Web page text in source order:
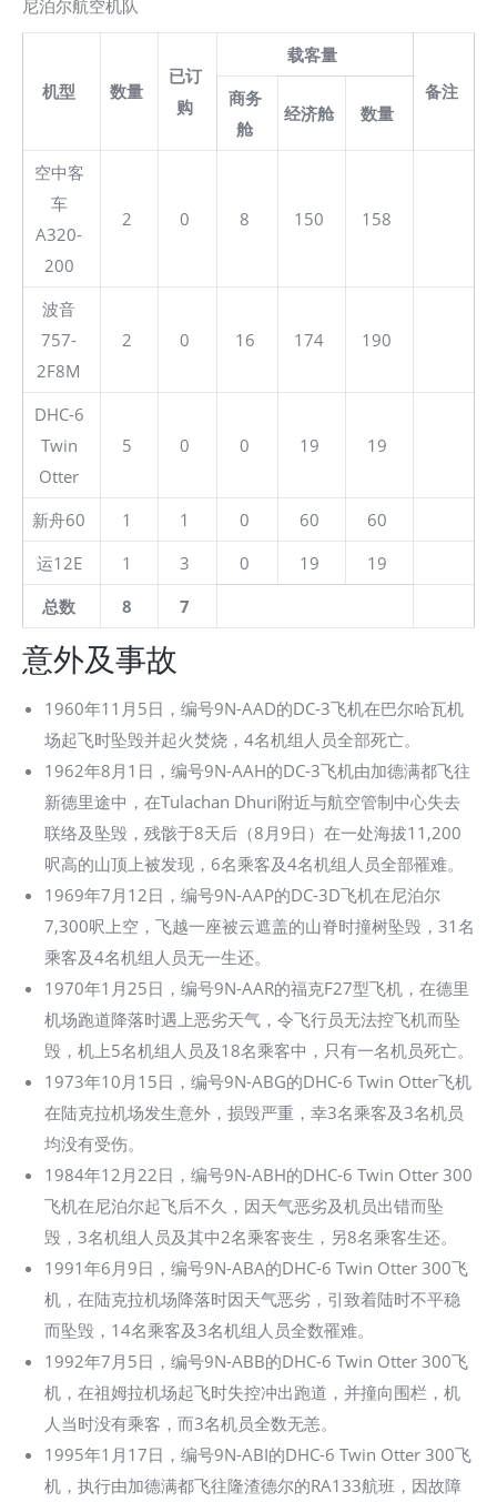
尼泊尔航空机队
机型 数量
已订
购
载客量
备注
商务
舱
经济舱 数量
空中客
车
A320-
200
2 0 8 150 158
波音
757-
2F8M
2 0 16 174 190
DHC-6
Twin
Otter
5 0 0 19 19
新舟60 1 1 0 60
60
运12E
1 3 0 19
19
总数
8 7
意外及事故
1960年11月5日，编号9N-AAD的DC-3飞机在巴尔哈瓦机
场起飞时坠毁并起火焚烧，4名机组人员全部死亡。
1962年8月1日，编号9N-AAH的DC-3飞机由加德满都飞往
新德里途中，在Tulachan Dhuri附近与航空管制中心失去
联络及坠毁，残骸于8天后（8月9日）在一处海拔11,200
呎高的山顶上被发现，6名乘客及4名机组人员全部罹难。
1969年7月12日，编号9N-AAP的DC-3D飞机在尼泊尔
7,300呎上空，飞越一座被云遮盖的山脊时撞树坠毁，31名
乘客及4名机组人员无一生还。
1970年1月25日，编号9N-AAR的福克F27型飞机，在德里
机场跑道降落时遇上恶劣天气，令飞行员无法控飞机而坠
毁，机上5名机组人员及18名乘客中，只有一名机员死亡。
1973年10月15日，编号9N-ABG的DHC-6 Twin Otter飞机
在陆克拉机场发生意外，损毁严重，幸3名乘客及3名机员
均没有受伤。
1984年12月22日，编号9N-ABH的DHC-6 Twin Otter 300
飞机在尼泊尔起飞后不久，因天气恶劣及机员出错而坠
毁，3名机组人员及其中2名乘客丧生，另8名乘客生还。
1991年6月9日，编号9N-ABA的DHC-6 Twin Otter 300飞
机，在陆克拉机场降落时因天气恶劣，引致着陆时不平稳
而坠毁，14名乘客及3名机组人员全数罹难。
1992年7月5日，编号9N-ABB的DHC-6 Twin Otter 300飞
机，在祖姆拉机场起飞时失控冲出跑道，并撞向围栏，机
人当时没有乘客，而3名机员全数无恙。
1995年1月17日，编号9N-ABI的DHC-6 Twin Otter 300飞
机，执行由加德满都飞往隆渣德尔的RA133航班，因故障